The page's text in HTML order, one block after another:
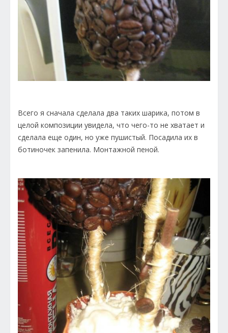
Всего я сначала сделала два таких шарика, потом в
целой композиции увидела, что чего-то не хватает и
сделала еще один, но уже пушистый. Посадила их в
ботиночек запенила. Монтажной пеной.